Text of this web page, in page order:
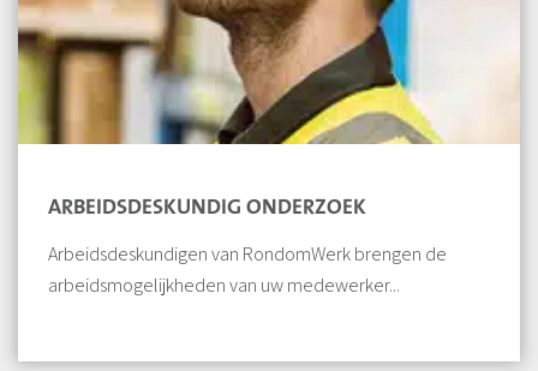
ARBEIDSDESKUNDIG ONDERZOEK
Arbeidsdeskundigen van RondomWerk brengen de
arbeidsmogelijkheden van uw medewerker...